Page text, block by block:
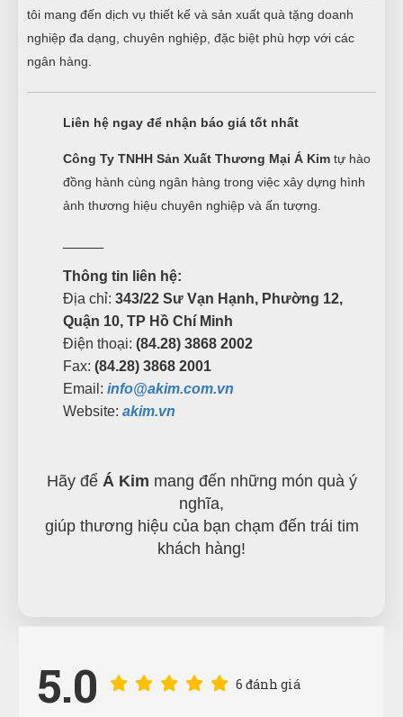
tôi mang đến dịch vụ thiết kế và sản xuất quà tặng doanh
nghiệp đa dạng, chuyên nghiệp, đặc biệt phù hợp với các
ngân hàng.
Liên hệ ngay để nhận báo giá tốt nhất
Công Ty TNHH Sản Xuất Thương Mại Á Kim tự hào
đồng hành cùng ngân hàng trong việc xây dựng hình
ảnh thương hiệu chuyên nghiệp và ấn tượng.
Thông tin liên hệ:
Địa chỉ: 343/22 Sư Vạn Hạnh, Phường 12,
Quận 10, TP Hồ Chí Minh
Điện thoại: (84.28) 3868 2002
Fax: (84.28) 3868 2001
Email: info@akim.com.vn
Website: akim.vn
Hãy để Á Kim mang đến những món quà ý
nghĩa,
giúp thương hiệu của bạn chạm đến trái tim
khách hàng!
5.0
6 đánh giá
Nguyễn Bích Ngọc